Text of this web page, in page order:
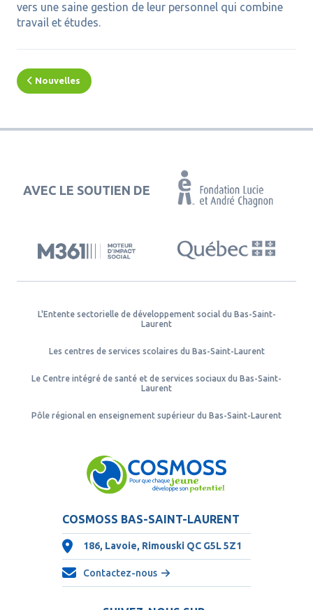
vers une saine gestion de leur personnel qui combine
travail et études.
Nouvelles
AVEC LE SOUTIEN DE
L'Entente sectorielle de développement social du Bas-Saint-
Laurent
Les centres de services scolaires du Bas-Saint-Laurent
Le Centre intégré de santé et de services sociaux du Bas-Saint-
Laurent
Pôle régional en enseignement supérieur du Bas-Saint-Laurent
COSMOSS BAS-SAINT-LAURENT
186, Lavoie, Rimouski QC G5L 5Z1
Contactez-nous